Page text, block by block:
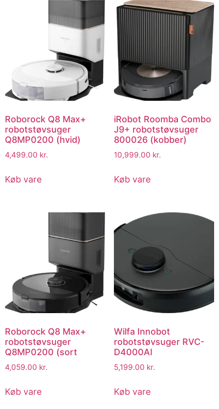
Roborock Q8 Max+
robotstøvsuger
Q8MP0200 (hvid)
4,499.00 kr.
Køb vare
iRobot Roomba Combo
J9+ robotstøvsuger
800026 (kobber)
10,999.00 kr.
Køb vare
Roborock Q8 Max+
robotstøvsuger
Q8MP0200 (sort
4,059.00 kr.
Køb vare
Wilfa Innobot
robotstøvsuger RVC-
D4000AI
5,199.00 kr.
Køb vare